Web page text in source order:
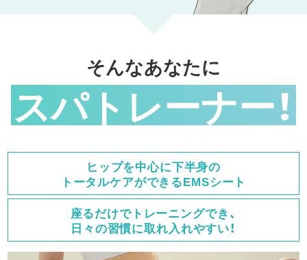
そんなあなたに
スパトレーナー！
ヒップを中心に下半身の
トータルケアができるEMSシート
座るだけでトレーニングでき、
日々の習慣に取れ入れやすい！